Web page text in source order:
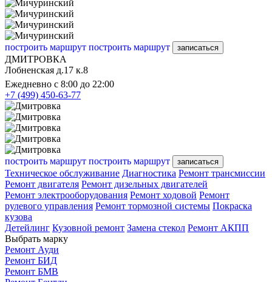
построить маршрут построить маршрут записаться
ДМИТРОВКА
Лобненская д.17 к.8
Ежедневно с 8:00 до 22:00
+7 (499) 450-63-77
построить маршрут построить маршрут записаться
Техническое обслуживание Диагностика Ремонт трансмиссии
Ремонт двигателя Ремонт дизельных двигателей
Ремонт электрооборудования Ремонт ходовой Ремонт
рулевого управления Ремонт тормозной системы Покраска
кузова
Детейлинг Кузовной ремонт Замена стекол Ремонт АКПП
Выбрать марку
Ремонт Ауди
Ремонт БИД
Ремонт БМВ